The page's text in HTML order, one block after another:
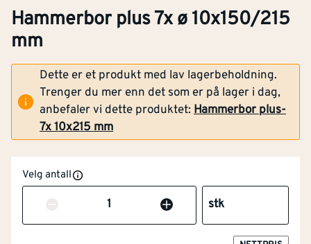
Hammerbor plus 7x ø 10x150/215
mm
Dette er et produkt med lav lagerbeholdning.
Trenger du mer enn det som er på lager i dag,
anbefaler vi dette produktet: Hammerbor plus-
7x 10x215 mm
Velg antall
Antall stk